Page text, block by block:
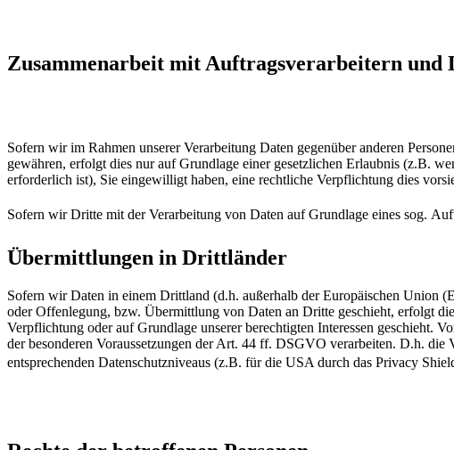
Zusammenarbeit mit Auftragsverarbeitern und
Sofern wir im Rahmen unserer Verarbeitung Daten gegenüber anderen
gewähren, erfolgt dies nur auf Grundlage einer gesetzlichen Erlaubnis (z.B.
erforderlich ist), Sie eingewilligt haben, eine rechtliche Verpflichtung dies
Sofern wir Dritte mit der Verarbeitung von Daten auf Grundlage eines sog.
Übermittlungen in Drittländer
Sofern wir Daten in einem Drittland (d.h. außerhalb der Europäischen Union
oder Offenlegung, bzw. Übermittlung von Daten an Dritte geschieht, erfolgt
Verpflichtung oder auf Grundlage unserer berechtigten Interessen geschieht.
der besonderen Voraussetzungen der Art. 44 ff. DSGVO verarbeiten. D.h.
entsprechenden Datenschutzniveaus (z.B. für die USA durch das Privacy